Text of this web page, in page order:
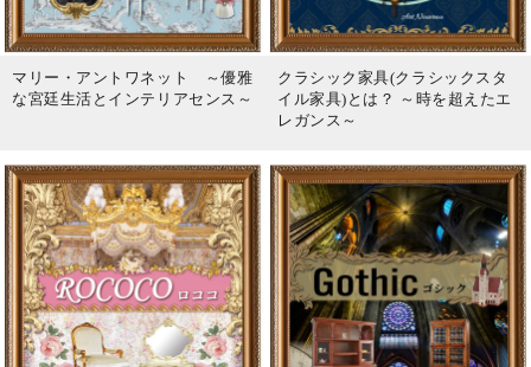
マリー・アントワネット ～優雅
な宮廷生活とインテリアセンス～
クラシック家具(クラシックスタ
イル家具)とは？ ～時を超えたエ
レガンス～